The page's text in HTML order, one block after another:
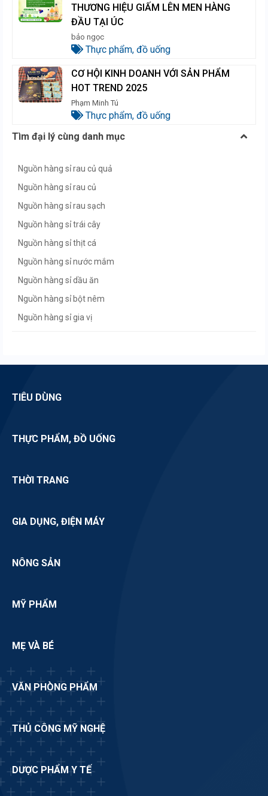
THƯƠNG HIỆU GIẤM LÊN MEN HÀNG
ĐẦU TẠI ÚC
bảo ngọc
Thực phẩm, đồ uống
CƠ HỘI KINH DOANH VỚI SẢN PHẨM
HOT TREND 2025
Phạm Minh Tú
Thực phẩm, đồ uống
Tìm đại lý cùng danh mục
Nguồn hàng sỉ rau củ quả
Nguồn hàng sỉ rau củ
Nguồn hàng sỉ rau sạch
Nguồn hàng sỉ trái cây
Nguồn hàng sỉ thịt cá
Nguồn hàng sỉ nước mắm
Nguồn hàng sỉ dầu ăn
Nguồn hàng sỉ bột nêm
Nguồn hàng sỉ gia vị
TIÊU DÙNG
THỰC PHẨM, ĐỒ UỐNG
THỜI TRANG
GIA DỤNG, ĐIỆN MÁY
NÔNG SẢN
MỸ PHẨM
MẸ VÀ BÉ
VĂN PHÒNG PHẨM
THỦ CÔNG MỸ NGHỆ
DƯỢC PHẨM Y TẾ